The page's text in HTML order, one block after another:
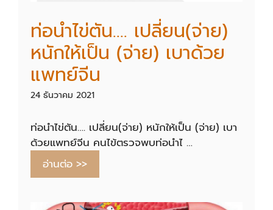
ท่อนำไข่ตัน…. เปลี่ยน(จ่าย)
หนักให้เป็น (จ่าย) เบาด้วย
แพทย์จีน
24 ธันวาคม 2021
ท่อนำไข่ตัน…. เปลี่ยน(จ่าย) หนักให้เป็น (จ่าย) เบา
ด้วยแพทย์จีน คนไข้ตรวจพบท่อนำไ …
อ่านต่อ >>